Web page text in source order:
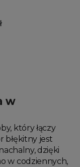
w
który łączy
błękitny jest
dzięki
w codziennych,